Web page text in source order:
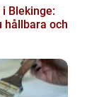
Blekinge:
hållbara och